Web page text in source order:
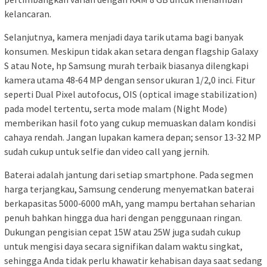
kelancaran.
Selanjutnya, kamera menjadi daya tarik utama bagi banyak
konsumen. Meskipun tidak akan setara dengan flagship Galaxy
S atau Note, hp Samsung murah terbaik biasanya dilengkapi
kamera utama 48‑64 MP dengan sensor ukuran 1/2,0 inci. Fitur
seperti Dual Pixel autofocus, OIS (optical image stabilization)
pada model tertentu, serta mode malam (Night Mode)
memberikan hasil foto yang cukup memuaskan dalam kondisi
cahaya rendah. Jangan lupakan kamera depan; sensor 13‑32 MP
sudah cukup untuk selfie dan video call yang jernih.
Baterai adalah jantung dari setiap smartphone. Pada segmen
harga terjangkau, Samsung cenderung menyematkan baterai
berkapasitas 5000‑6000 mAh, yang mampu bertahan seharian
penuh bahkan hingga dua hari dengan penggunaan ringan.
Dukungan pengisian cepat 15W atau 25W juga sudah cukup
untuk mengisi daya secara signifikan dalam waktu singkat,
sehingga Anda tidak perlu khawatir kehabisan daya saat sedang